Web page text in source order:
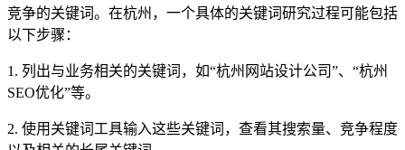
竞争的关键词。在杭州，一个具体的关键词研究过程可能包括
以下步骤：
1. 列出与业务相关的关键词，如“杭州网站设计公司”、“杭州
SEO优化”等。
2. 使用关键词工具输入这些关键词，查看其搜索量、竞争程度